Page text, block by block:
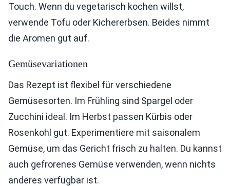
Touch. Wenn du vegetarisch kochen willst,
verwende Tofu oder Kichererbsen. Beides nimmt
die Aromen gut auf.
Gemüsevariationen
Das Rezept ist flexibel für verschiedene
Gemüsesorten. Im Frühling sind Spargel oder
Zucchini ideal. Im Herbst passen Kürbis oder
Rosenkohl gut. Experimentiere mit saisonalem
Gemüse, um das Gericht frisch zu halten. Du kannst
auch gefrorenes Gemüse verwenden, wenn nichts
anderes verfügbar ist.